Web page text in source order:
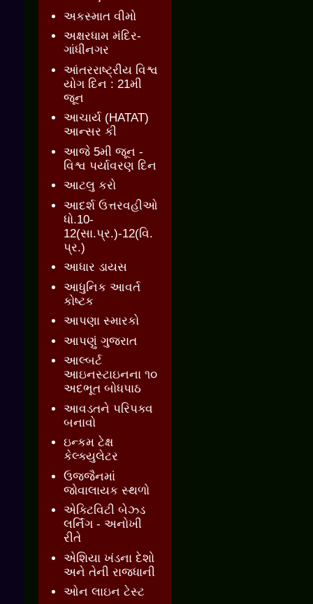
અકસ્માત વીમો
અક્ષરધામ મંદિર-
ગાંધીનગર
આંતરરાષ્ટ્રીય વિશ્વ
યોગ દિન : 21મી
જૂન
આચાર્ય (HATAT)
આન્સર કી
આજે 5મી જૂન -
વિશ્વ પર્યાવરણ દિન
આટલુ કરો
આદર્શ ઉત્તરવહીઓ
ધો.10-
12(સા.પ્ર.)-12(વિ.
પ્ર.)
આધાર ડાયસ
આધુનિક આવર્ત
કોષ્ટક
આપણા સ્મારકો
આપણું ગુજરાત
આલ્બર્ટ
આઇનસ્ટાઇનના ૧૦
અદભૂત બોધપાઠ
આવડતને પરિપક્વ
બનાવો
ઇન્કમ ટેક્ષ
કેલ્ક્યુલેટર
ઉજ્જૈનમાં
જોવાલાયક સ્થળો
એક્ટિવિટી બેઝ્ડ
લર્નિંગ - અનોખી
રીતે
એશિયા ખંડના દેશો
અને તેની રાજધાની
ઓન લાઇન ટેસ્ટ